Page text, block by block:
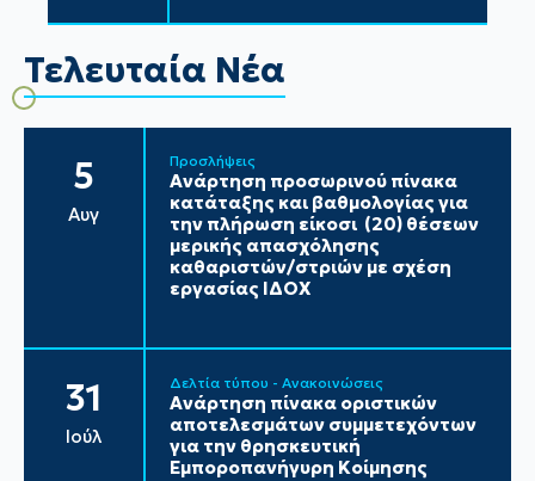
Τελευταία Νέα
5
Αυγ
Προσλήψεις
Ανάρτηση προσωρινού πίνακα
κατάταξης και βαθμολογίας για
την πλήρωση είκοσι (20) θέσεων
μερικής απασχόλησης
καθαριστών/στριών με σχέση
εργασίας ΙΔΟΧ
31
Ιούλ
Δελτία τύπου - Ανακοινώσεις
Ανάρτηση πίνακα οριστικών
αποτελεσμάτων συμμετεχόντων
για την θρησκευτική
Εμποροπανήγυρη Κοίμησης